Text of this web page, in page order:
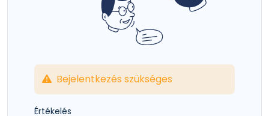
Bejelentkezés szükséges
Értékelés